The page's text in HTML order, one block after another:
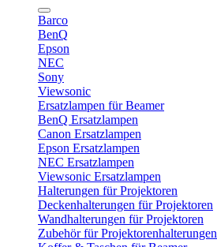
Barco
BenQ
Epson
NEC
Sony
Viewsonic
Ersatzlampen für Beamer
BenQ Ersatzlampen
Canon Ersatzlampen
Epson Ersatzlampen
NEC Ersatzlampen
Viewsonic Ersatzlampen
Halterungen für Projektoren
Deckenhalterungen für Projektoren
Wandhalterungen für Projektoren
Zubehör für Projektorenhalterungen